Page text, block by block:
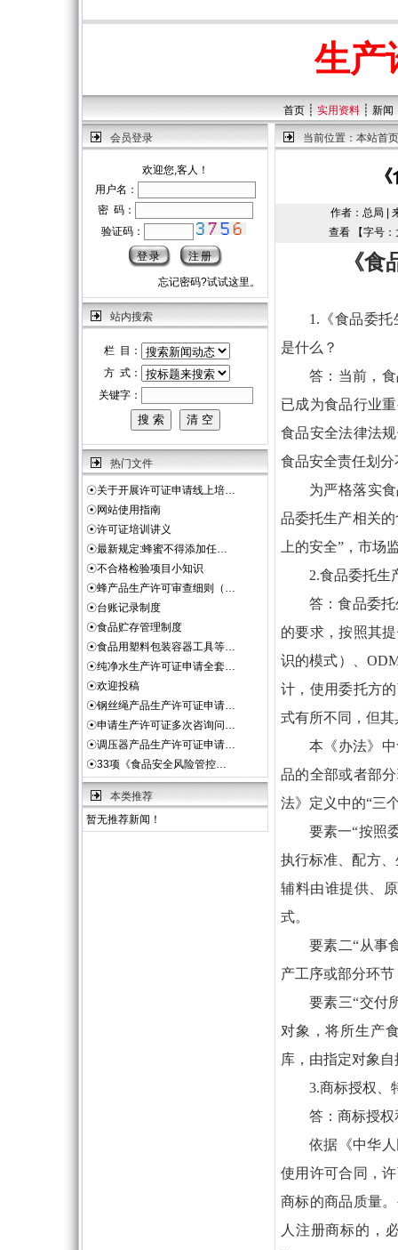
生产
首页 ┊ 实用资料 ┊ 新闻
会员登录
欢迎您,客人！
用户名：
密 码：
验证码：
忘记密码?试试这里。
站内搜索
栏 目：
方 式：
关键字：
热门文件
☉关于开展许可证申请线上培…
☉网站使用指南
☉许可证培训讲义
☉最新规定:蜂蜜不得添加任…
☉不合格检验项目小知识
☉蜂产品生产许可审查细则（…
☉台账记录制度
☉食品贮存管理制度
☉食品用塑料包装容器工具等…
☉纯净水生产许可证申请全套…
☉欢迎投稿
☉钢丝绳产品生产许可证申请…
☉申请生产许可证多次咨询问…
☉调压器产品生产许可证申请…
☉33项《食品安全风险管控…
本类推荐
暂无推荐新闻！
当前位置： 本站首页
作者：总局 |
查看 【字号：
《
1.《食品委
是什么？
答：当前，
已成为食品行业
食品安全法律法
食品安全责任划
为严格落实
品委托生产相关
上的安全”，市场
2.食品委托生
答：食品委
的要求，按照其
识的模式）、
计，使用委托方
式有所不同，但
本《办法》
品的全部或者部
法》定义中的“三
要素一“按照
执行标准、配方
辅料由谁提供、
式。
要素二“从事
产工序或部分环
要素三“交付
对象，将所生产
库，由指定对象
3.商标授权、
答：商标授
依据《中华
使用许可合同，
商标的商品质量
人注册商标的，